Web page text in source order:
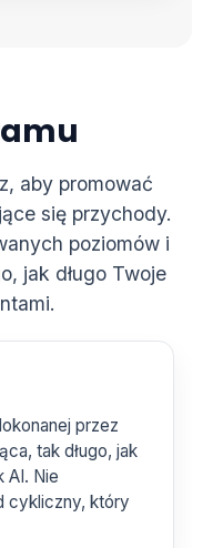
aby promować
się przychody.
poziomów i
jak długo Twoje
przez
tak długo, jak
AI. Nie
cykliczny, który